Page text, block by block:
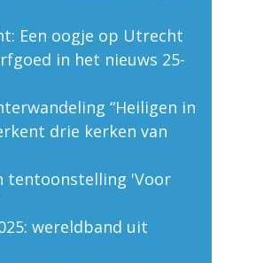
Een oogje op Utrecht
in het nieuws 25-
“Heiligen in
drie kerken van
tentoonstelling 'Voor
wereldband uit